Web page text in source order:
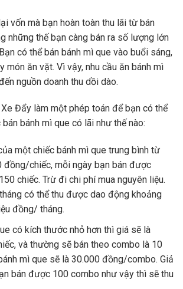
vốn mà bạn hoàn toàn thu lãi từ bán
những thế bạn càng bán ra số lượng lớn
có thể bán bánh mì que vào buổi sáng,
món ăn vặt. Vì vậy, nhu cầu ăn bánh mì
nguồn doanh thu dồi dào.
Xe Đẩy làm một phép toán để bạn có thể
bánh mì que có lãi như thế nào:
một chiếc bánh mì que trung bình từ
đồng/chiếc, mỗi ngày bạn bán được
chiếc. Trừ đi chi phí mua nguyên liệu.
có thể thu được dao động khoảng
đồng/ tháng.
có kích thước nhỏ hơn thì giá sẽ là
và thường sẽ bán theo combo là 10
mì que sẽ là 30.000 đồng/combo. Giả
bán được 100 combo như vậy thì sẽ thu